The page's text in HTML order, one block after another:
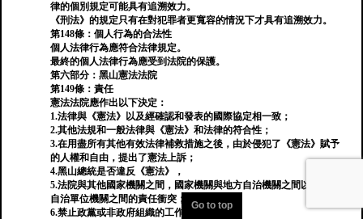
律的個別規定可能具有追溯效力。
《刑法》的規定只有在對犯罪者更寬容的情況下才具有追溯效力。
第148條：個人行為的合法性
個人法律行為應符合法律規定。
最終的個人法律行為應受到法院的保護。
第六部分：黑山憲法法院
第149條：責任
憲法法院應作出以下決定：
1.法律與《憲法》以及經確認和發表的國際協定相一致；
2.其他法規和一般法律與《憲法》和法律的符合性；
3.在用盡所有其他有效法律補救措施之後，由於侵犯了《憲法》賦予
的人權和自由，提出了憲法上訴；
4.黑山總統是否違反《憲法》，
5.法院與其他國家機關之間，國家機關與地方自治機關之間以及地方
自治單位機關之間的責任衝突；
6.禁止政黨或非政府組織的工作；
Go to top